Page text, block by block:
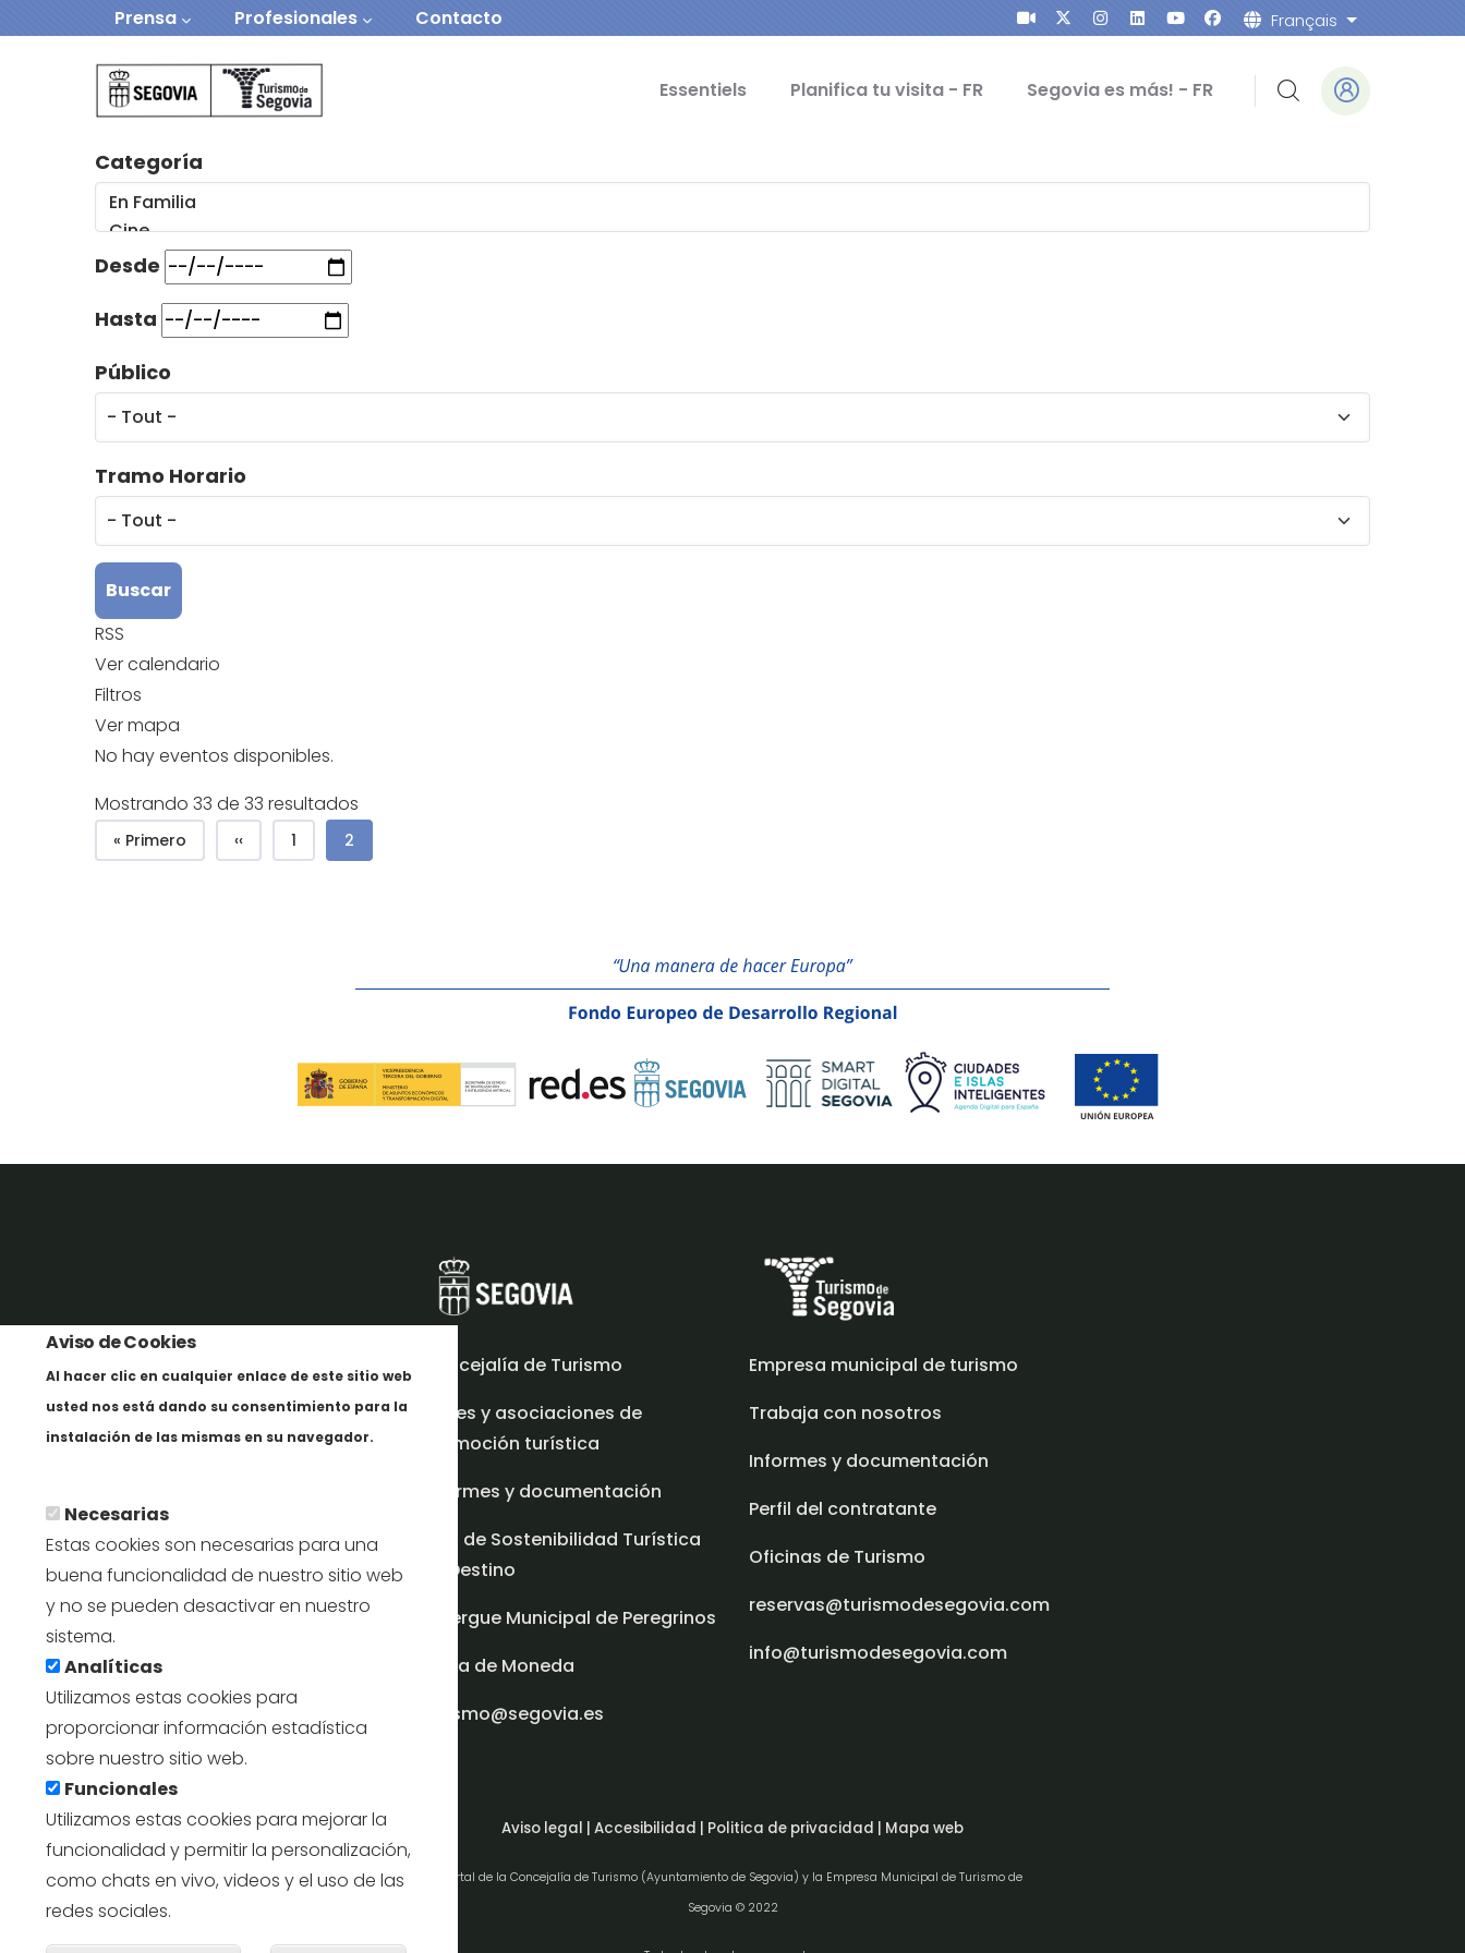
Aviso de Cookies
Al hacer clic en cualquier enlace de este sitio web
usted nos está dando su consentimiento para la
instalación de las mismas en su navegador.
Necesarias
Estas cookies son necesarias para una
buena funcionalidad de nuestro sitio web
y no se pueden desactivar en nuestro
sistema.
Analíticas
Utilizamos estas cookies para
proporcionar información estadística
sobre nuestro sitio web.
Funcionales
Utilizamos estas cookies para mejorar la
funcionalidad y permitir la personalización,
como chats en vivo, videos y el uso de las
redes sociales.
Aller au contenu principalNavegación secundaria
Prensa Profesionales Contacto Français Lister les
Essentiels Planifica tu visita - FR Segovia es más! - FR
Categoría
Desde
Hasta
Público
Tramo Horario
RSS
Ver calendario
Filtros
Ver mapa
No hay eventos disponibles.
Mostrando 33 de 33 resultados
Pagination
Première page
« Primero Page précédente
‹‹ Página
1 Page courante
2
Concejalía de Turismo
Redes y asociaciones de
promoción turística
Informes y documentación
Plan de Sostenibilidad Turística
en Destino
Albergue Municipal de Peregrinos
Casa de Moneda
turismo@segovia.es
Empresa municipal de turismo
Trabaja con nosotros
Informes y documentación
Perfil del contratante
Oficinas de Turismo
reservas@turismodesegovia.com
info@turismodesegovia.com
Aviso legal | Accesibilidad | Politica de privacidad | Mapa web
Portal de la Concejalía de Turismo (Ayuntamiento de Segovia) y la Empresa Municipal de Turismo de
Segovia © 2022